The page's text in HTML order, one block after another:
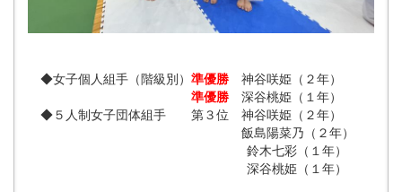
◆女子個人組手（階級別） 準優勝 神谷咲姫（２年）
準優勝 深谷桃姫（１年）
◆５人制女子団体組手 第３位 神谷咲姫（２年）
飯島陽菜乃（２年）
鈴木七彩（１年）
深谷桃姫（１年）